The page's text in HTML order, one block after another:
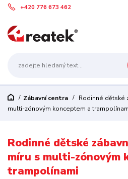
+420 776 673 462
Zábavní centra
Rodinné dětské
multi-zónovým konceptem a
Rodinné dětské
míru s multi-zónovým
trampolínami